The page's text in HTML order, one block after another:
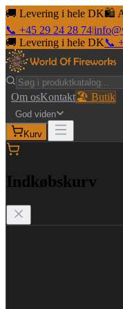
🚚 Levering i hele DK🛍️
📞 +45 29 24 28 74|
🚚 Levering i hele DK📞
Om osKontakt🏖️ Butik
God viden
Kurv
Indkøbskurv